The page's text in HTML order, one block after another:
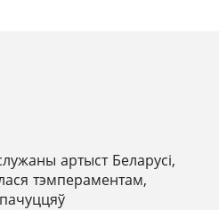
артыст Беларусі,
тэмпераментам,